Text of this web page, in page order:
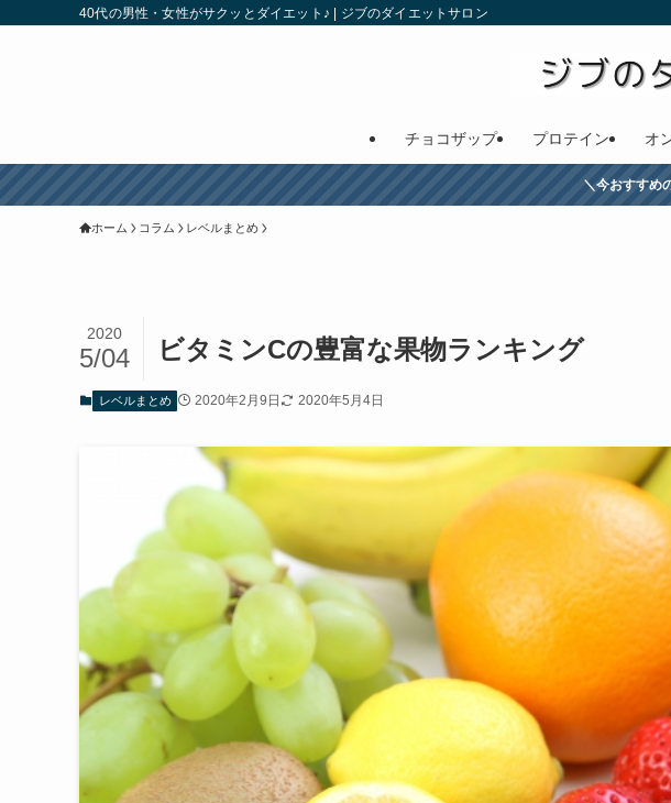
40代の男性・女性がサクッとダイエット♪ | ジブのダイエットサロン
チョコザップ プロテイン オ
＼今おすすめ
ホーム コラム レベルまとめ
ビタミンCの豊富な果物ランキング
2020
5/04
レベルまとめ 2020年2月9日 2020年5月4日